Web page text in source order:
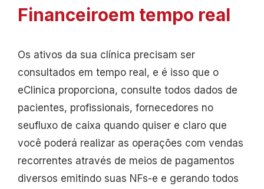
Financeiroem tempo real
Os ativos da sua clínica precisam ser
consultados em tempo real, e é isso que o
eClinica proporciona, consulte todos dados de
pacientes, profissionais, fornecedores no
seufluxo de caixa quando quiser e claro que
você poderá realizar as operações com vendas
recorrentes através de meios de pagamentos
diversos emitindo suas NFs-e e gerando todos